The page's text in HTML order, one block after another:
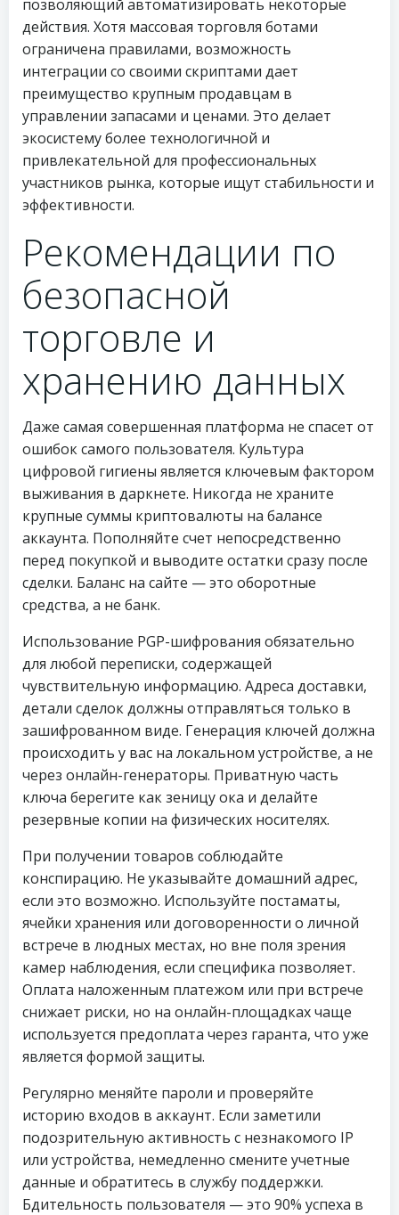
позволяющий автоматизировать некоторые
действия. Хотя массовая торговля ботами
ограничена правилами, возможность
интеграции со своими скриптами дает
преимущество крупным продавцам в
управлении запасами и ценами. Это делает
экосистему более технологичной и
привлекательной для профессиональных
участников рынка, которые ищут стабильности и
эффективности.
Рекомендации по
безопасной
торговле и
хранению данных
Даже самая совершенная платформа не спасет от
ошибок самого пользователя. Культура
цифровой гигиены является ключевым фактором
выживания в даркнете. Никогда не храните
крупные суммы криптовалюты на балансе
аккаунта. Пополняйте счет непосредственно
перед покупкой и выводите остатки сразу после
сделки. Баланс на сайте — это оборотные
средства, а не банк.
Использование PGP-шифрования обязательно
для любой переписки, содержащей
чувствительную информацию. Адреса доставки,
детали сделок должны отправляться только в
зашифрованном виде. Генерация ключей должна
происходить у вас на локальном устройстве, а не
через онлайн-генераторы. Приватную часть
ключа берегите как зеницу ока и делайте
резервные копии на физических носителях.
При получении товаров соблюдайте
конспирацию. Не указывайте домашний адрес,
если это возможно. Используйте постаматы,
ячейки хранения или договоренности о личной
встрече в людных местах, но вне поля зрения
камер наблюдения, если специфика позволяет.
Оплата наложенным платежом или при встрече
снижает риски, но на онлайн-площадках чаще
используется предоплата через гаранта, что уже
является формой защиты.
Регулярно меняйте пароли и проверяйте
историю входов в аккаунт. Если заметили
подозрительную активность с незнакомого IP
или устройства, немедленно смените учетные
данные и обратитесь в службу поддержки.
Бдительность пользователя — это 90% успеха в